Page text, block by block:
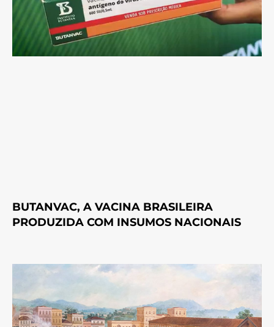
BUTANVAC, A VACINA BRASILEIRA
PRODUZIDA COM INSUMOS NACIONAIS